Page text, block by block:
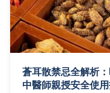
蒼耳散禁忌全解析
中醫師親授安全使